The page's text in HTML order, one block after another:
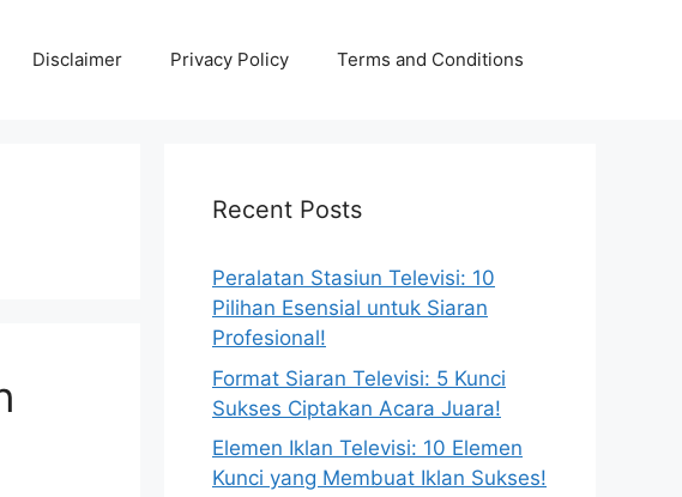
Disclaimer Privacy Policy Terms and Conditions
Recent Posts
Peralatan Stasiun Televisi: 10
Pilihan Esensial untuk Siaran
Profesional!
Format Siaran Televisi: 5 Kunci
Sukses Ciptakan Acara Juara!
Elemen Iklan Televisi: 10 Elemen
Kunci yang Membuat Iklan Sukses!